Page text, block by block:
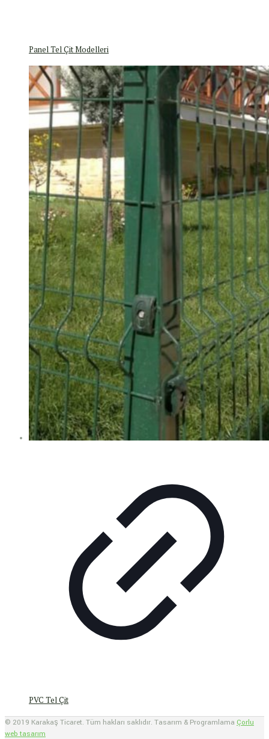
Panel Tel Çit Modelleri
PVC Tel Çit
© 2019 Karakaş Ticaret. Tüm hakları saklıdır. Tasarım & Programlama Çorlu
web tasarım